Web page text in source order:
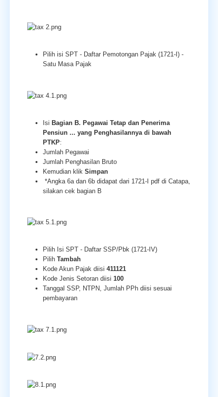
Pilih isi SPT - Daftar Pemotongan Pajak (1721-I) -
Satu Masa Pajak
Isi Bagian B. Pegawai Tetap dan Penerima
Pensiun ... yang Penghasilannya di bawah
PTKP:
Jumlah Pegawai
Jumlah Penghasilan Bruto
Kemudian klik Simpan
*Angka 6a dan 6b didapat dari 1721-I pdf di Catapa,
silakan cek bagian B
Pilih Isi SPT - Daftar SSP/Pbk (1721-IV)
Pilih Tambah
Kode Akun Pajak diisi 411121
Kode Jenis Setoran diisi 100
Tanggal SSP, NTPN, Jumlah PPh diisi sesuai
pembayaran